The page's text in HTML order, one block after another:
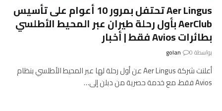
Aer Lingus تحتفل بمرور 10 أعوام على تأسيس
AerClub بأول رحلة طيران عبر المحيط الأطلسي
بطائرات Avios فقط | أخبار
بواسطة golan 0
أعلنت شركة Aer Lingus عن أول رحلة لها عبر المحيط الأطلسي بنظام
Avios فقط، مع خدمة حصرية من دبلن إلى…